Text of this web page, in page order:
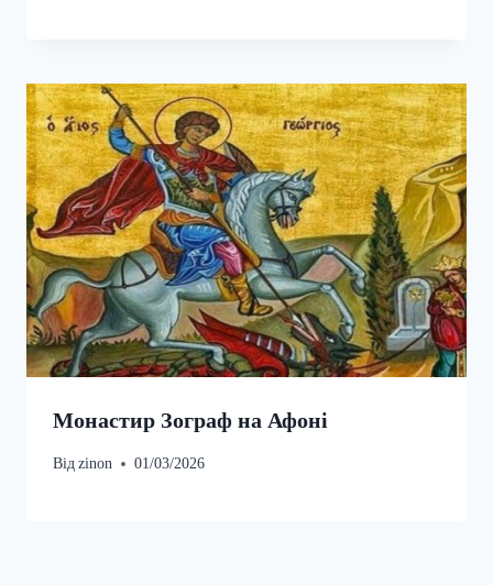
Монастир Зограф на Афоні
Відzinon 01/03/2026